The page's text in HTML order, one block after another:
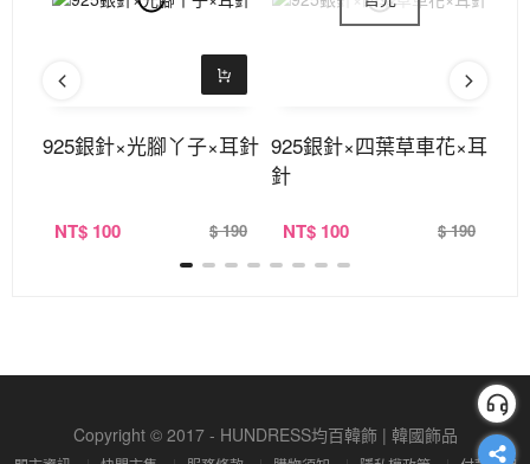
925銀針×光腳丫子×耳針
NT$ 100 $ 190
925銀針×四葉草車花×耳
針
NT$ 100 $ 190
Copyright © 2017 - HUNDRESS均百韓飾 | 韓國飾品